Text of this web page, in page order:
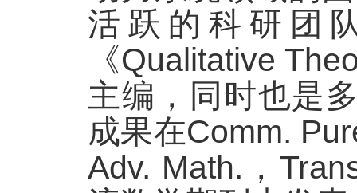
活跃的科研团
《Qualitative
主编，同时也是
成果在Comm.
Adv. Math.，